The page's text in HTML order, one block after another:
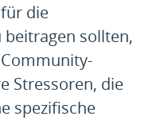
die
sollten,
Stressoren, die
spezifische